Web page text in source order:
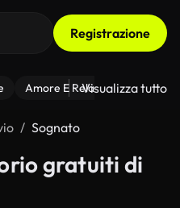
Registrazione
Amore E Relazioni Il
Visualizza tutto
Sognato
gratuiti di